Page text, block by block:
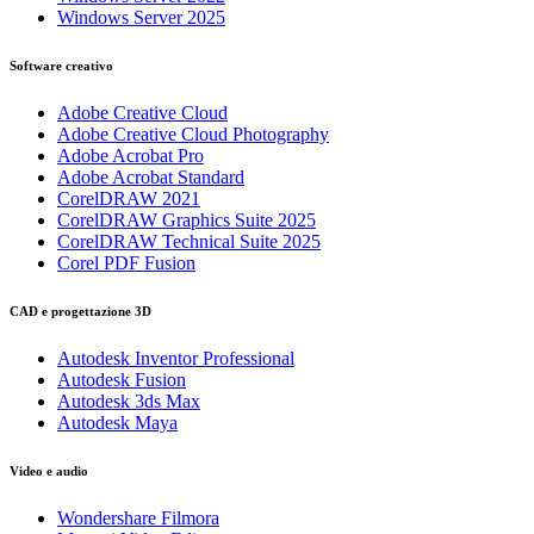
Windows Server 2025
Software creativo
Adobe Creative Cloud
Adobe Creative Cloud Photography
Adobe Acrobat Pro
Adobe Acrobat Standard
CorelDRAW 2021
CorelDRAW Graphics Suite 2025
CorelDRAW Technical Suite 2025
Corel PDF Fusion
CAD e progettazione 3D
Autodesk Inventor Professional
Autodesk Fusion
Autodesk 3ds Max
Autodesk Maya
Video e audio
Wondershare Filmora